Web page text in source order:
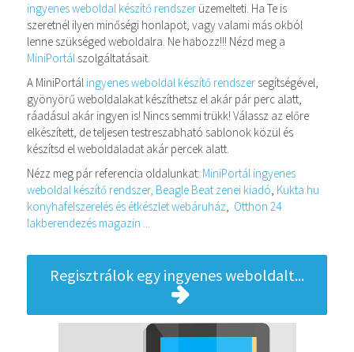
ingyenes weboldal készítő rendszer üzemelteti. Ha Te is
szeretnél ilyen minőségi honlapot, vagy valami más okból
lenne szükséged weboldalra. Ne habozz!!! Nézd meg a
MiniPortál szolgáltatásait.
A MiniPortál ingyenes weboldal készítő rendszer segítségével,
gyönyörű weboldalakat készíthetsz el akár pár perc alatt,
ráadásul akár ingyen is! Nincs semmi trükk! Válassz az előre
elkészített, de teljesen testreszabható sablonok közül és
készítsd el weboldaladat akár percek alatt.
Nézz meg pár referencia oldalunkat: MiniPortál ingyenes
weboldal készítő rendszer, Beagle Beat zenei kiadó, Kukta.hu
konyhafelszerelés és étkészlet webáruház, Otthon 24
lakberendezés magazin ...
Regisztrálok egy ingyenes weboldalt...